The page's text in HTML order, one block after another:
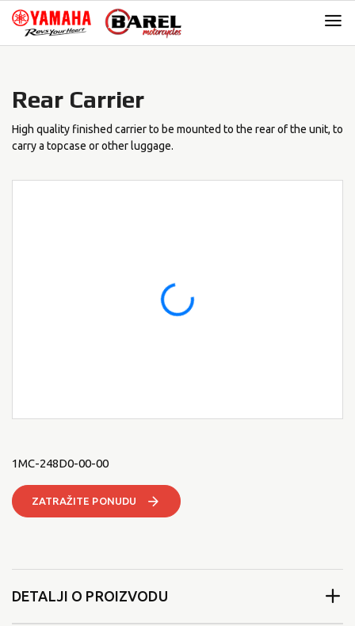
Skip
navigation
Skip
content
Rear Carrier
High quality finished carrier to be mounted to the rear of the unit, to
carry a topcase or other luggage.
1MC-248D0-00-00
ZATRAŽITE PONUDU
DETALJI O PROIZVODU